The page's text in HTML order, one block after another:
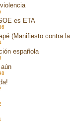
es ETA
(Manifiesto contra
española